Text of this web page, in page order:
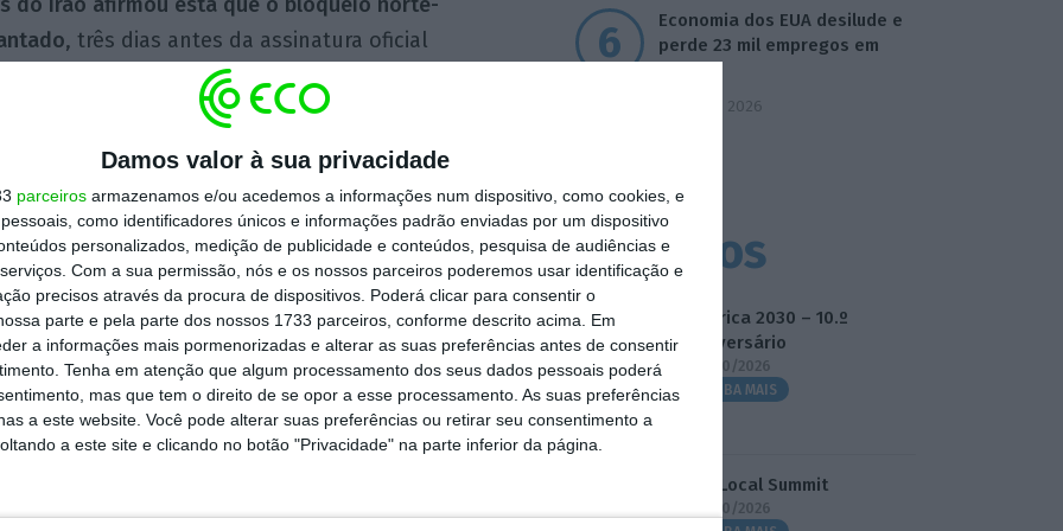
Damos valor à sua privacidade
parceiros armazenamos e/ou acedemos a informações num dispositivo, como cookies, e
como identificadores únicos e informações padrão enviadas por um dispositivo
personalizados, medição de publicidade e conteúdos, pesquisa de audiências e
Com a sua permissão, nós e os nossos parceiros poderemos usar identificação e
precisos através da procura de dispositivos. Poderá clicar para consentir o
parte e pela parte dos nossos 1733 parceiros, conforme descrito acima. Em
a informações mais pormenorizadas e alterar as suas preferências antes de consentir
Tenha em atenção que algum processamento dos seus dados pessoais poderá
mas que tem o direito de se opor a esse processamento. As suas preferências
a este website. Você pode alterar suas preferências ou retirar seu consentimento a
a este site e clicando no botão "Privacidade" na parte inferior da página.
, três dias antes da assinatura oficial
oficial”, disse Majid Takht-Ravanchi,
recordou que o fim deste bloqueio fazia
República Islâmica para se chegar a um
avançou que os petroleiros e outros
. “Três petroleiros iranianos encontram-se
e outros dois, que transportam
portos do sul” do país, segundo indicou a
Economia dos EUA desilude e
perde 23 mil empregos em
7 Agosto 2026
Eventos
Fábrica 2030 – 10.º
Aniversário
14/10/2026
SAIBA MAIS
3.º Local Summit
07/10/2026